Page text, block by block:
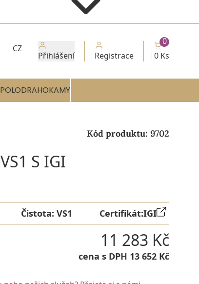
CZ
Přihlášení Registrace 0 Ks
0
Kód produktu: 9702
S IGI
Čistota: VS1 Certifikát:IGI
11 283 Kč
cena s DPH 13 652 Kč